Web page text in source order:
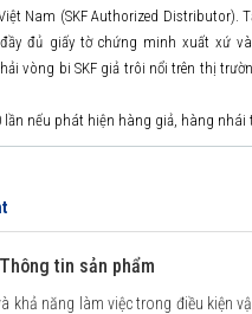
Nam (SKF Authorized Distributor).
đủ giấy tờ chứng minh xuất xứ
vòng bi SKF giả trôi nổi trên thị
nếu phát hiện hàng giả, hàng nhái
tin sản phẩm
khả năng làm việc trong điều kiện